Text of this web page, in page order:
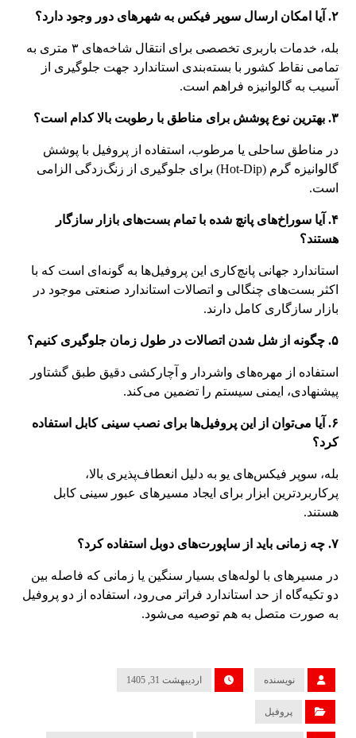
۲. آیا امکان ارسال سوپر فیکس به شهرهای دور وجود دارد؟
بله، خدمات باربری تخصصی برای انتقال شاخه‌های ۳ متری به
تمامی نقاط کشور با بسته‌بندی استاندارد جهت جلوگیری از
آسیب به گالوانیزه فراهم است.
۳. بهترین نوع پوشش برای مناطق با رطوبت بالا کدام است؟
در مناطق ساحلی یا مرطوب، استفاده از پروفیل با پوشش
گالوانیزه گرم (Hot-Dip) برای جلوگیری از زنگ‌زدگی الزامی
است.
۴. آیا سوراخ‌های پانچ شده با تمام بست‌های بازار سازگار
هستند؟
استاندارد جهانی پانچ‌کاری این پروفیل‌ها به گونه‌ای است که با
اکثر بست‌های چنگالی و اتصالات استاندارد صنعتی موجود در
بازار سازگاری کامل دارند.
۵. چگونه از شل شدن اتصالات در طول زمان جلوگیری کنیم؟
استفاده از مهره‌های واشردار و آچارکشی دقیق طبق گشتاور
پیشنهادی، ایمنی سیستم را تضمین می‌کند.
۶. آیا می‌توان از این پروفیل‌ها برای نصب سینی کابل استفاده
کرد؟
بله، سوپر فیکس‌های یو به دلیل انعطاف‌پذیری بالا،
پرکاربردترین ابزار برای ایجاد مسیرهای عبور سینی کابل
هستند.
۷. چه زمانی باید از ساپورت‌های دوبل استفاده کرد؟
در مسیرهای با لوله‌های بسیار سنگین یا زمانی که فاصله بین
دو تکیه‌گاه از حد استاندارد فراتر می‌رود، استفاده از دو پروفیل
به صورت متصل به هم توصیه می‌شود.
نویسنده اردیبهشت 31, 1405
پروفیل